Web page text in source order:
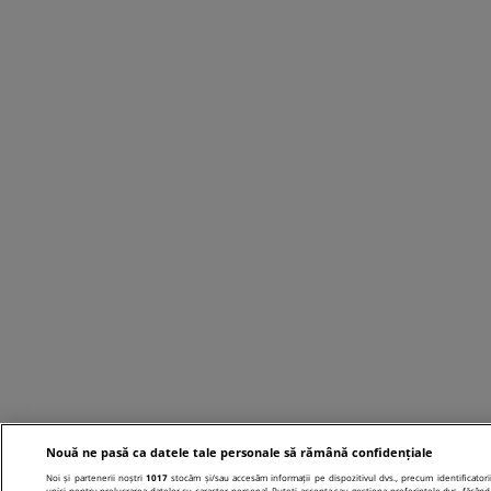
Nouă ne pasă ca datele tale personale să rămână confidențiale
Noi și partenerii noștri1017 stocăm și/sau accesăm informații pe dispozitivul dvs., precum